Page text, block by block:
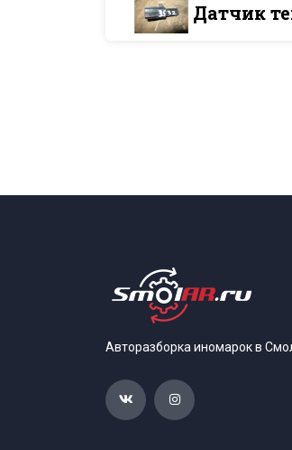
Датчик
Авторазборка иномарок в